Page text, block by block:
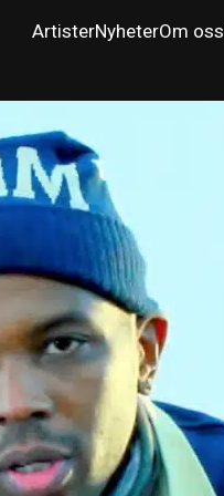
ArtisterNyheterOm oss